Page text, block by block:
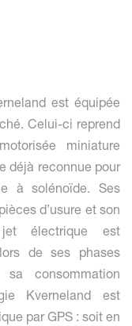
est équipée
Celui-ci reprend
miniature
déjà reconnue pour
à solénoïde. Ses
d’usure et son
électrique est
de ses phases
sa consommation
Kverneland est
par GPS : soit en